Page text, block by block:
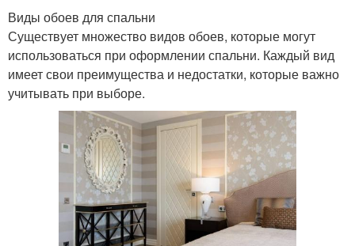
Виды обоев для спальни
Существует множество видов обоев, которые могут
использоваться при оформлении спальни. Каждый вид
имеет свои преимущества и недостатки, которые важно
учитывать при выборе.